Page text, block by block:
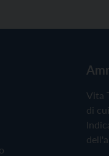
Vita
di